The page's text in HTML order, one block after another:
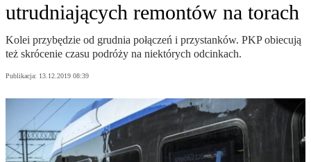
utrudniających remontów na torach
Kolei przybędzie od grudnia połączeń i przystanków. PKP obiecują
też skrócenie czasu podróży na niektórych odcinkach.
Publikacja: 13.12.2019 08:39